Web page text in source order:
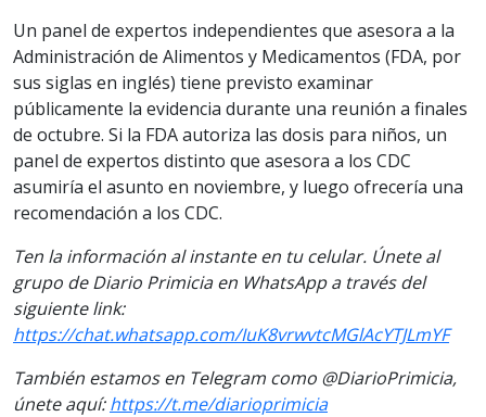
Un panel de expertos independientes que asesora a la
Administración de Alimentos y Medicamentos (FDA, por
sus siglas en inglés) tiene previsto examinar
públicamente la evidencia durante una reunión a finales
de octubre. Si la FDA autoriza las dosis para niños, un
panel de expertos distinto que asesora a los CDC
asumiría el asunto en noviembre, y luego ofrecería una
recomendación a los CDC.
Ten la información al instante en tu celular. Únete al
grupo de Diario Primicia en WhatsApp a través del
siguiente link:
https://chat.whatsapp.com/IuK8vrwvtcMGlAcYTJLmYF
También estamos en Telegram como @DiarioPrimicia,
únete aquí:https://t.me/diarioprimicia